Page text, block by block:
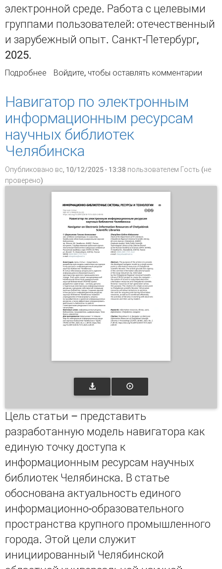
электронной среде. Работа с целевыми
группами пользователей: отечественный
и зарубежный опыт. Санкт-Петербург,
2025.
Подробнее о Национальные библиотеки мира в
Войдите, чтобы оставлять комментарии
Навигатор по электронным
информационным ресурсам
научных библиотек
Челябинска
Опубликовано вс, 10/12/2025 - 13:38 пользователем Гость (не
проверено)
Цель статьи – представить
разработанную модель навигатора как
единую точку доступа к
информационным ресурсам научных
библиотек Челябинска. В статье
обоснована актуальность единого
информационно-образовательного
пространства крупного промышленного
города. Этой цели служит
инициированный Челябинской